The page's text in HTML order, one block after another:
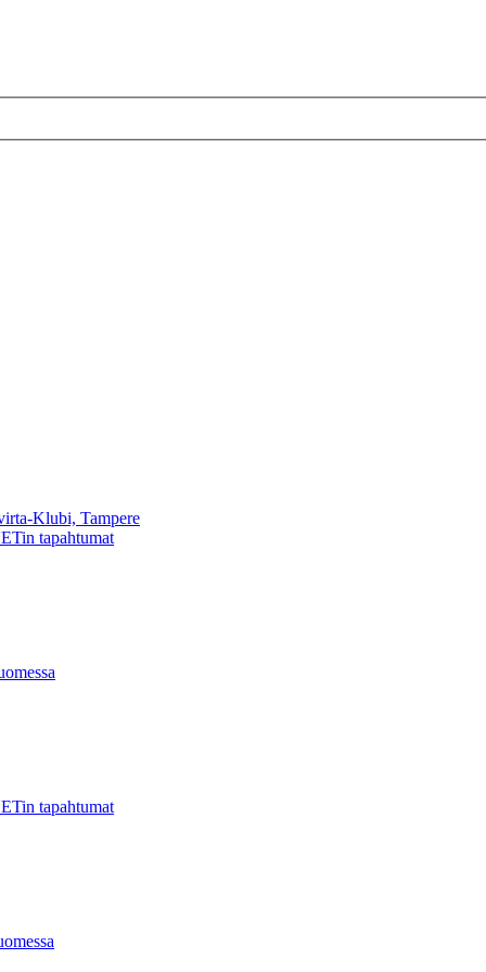
Klubi, Tampere
tapahtumat
tapahtumat